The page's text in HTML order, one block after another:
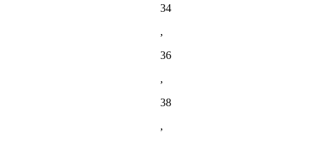
34
,
36
,
38
,